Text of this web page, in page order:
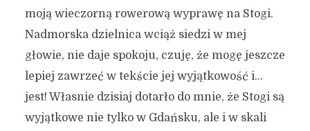
moją wieczorną rowerową wyprawę na Stogi.
Nadmorska dzielnica wciąż siedzi w mej
głowie, nie daje spokoju, czuję, że mogę jeszcze
lepiej zawrzeć w tekście jej wyjątkowość i…
jest! Własnie dzisiaj dotarło do mnie, że Stogi są
wyjątkowe nie tylko w Gdańsku, ale i w skali